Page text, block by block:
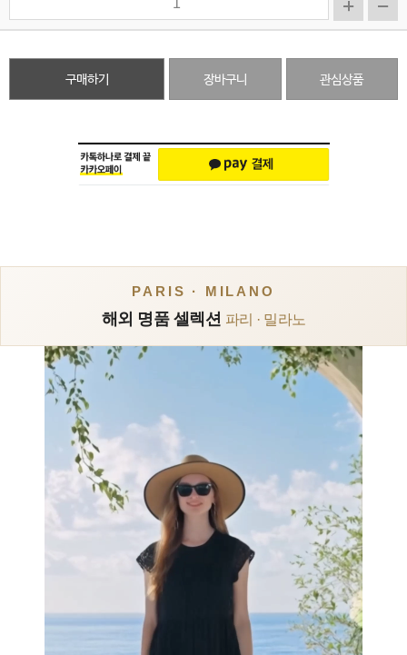
구매하기 장바구니 관심상품
PARIS · MILANO
해외 명품 셀렉션 파리 · 밀라노